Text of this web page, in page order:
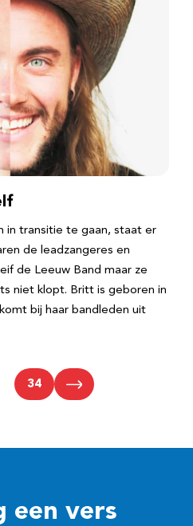
in transitie te gaan, staat er
de leadzangeres en
de Leeuw Band maar ze
niet klopt. Britt is geboren in
bij haar bandleden uit
34
een vers